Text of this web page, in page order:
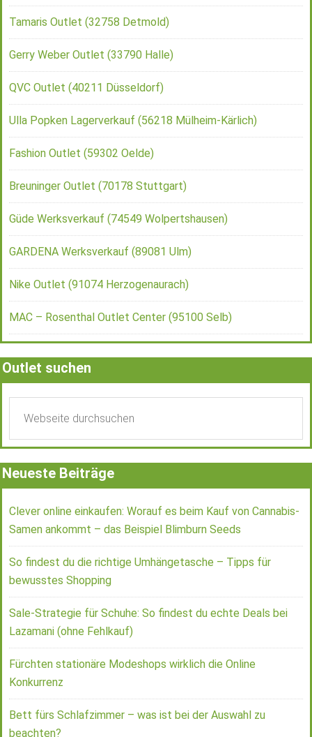
Tamaris Outlet (32758 Detmold)
Gerry Weber Outlet (33790 Halle)
QVC Outlet (40211 Düsseldorf)
Ulla Popken Lagerverkauf (56218 Mülheim-Kärlich)
Fashion Outlet (59302 Oelde)
Breuninger Outlet (70178 Stuttgart)
Güde Werksverkauf (74549 Wolpertshausen)
GARDENA Werksverkauf (89081 Ulm)
Nike Outlet (91074 Herzogenaurach)
MAC – Rosenthal Outlet Center (95100 Selb)
Outlet suchen
Neueste Beiträge
Clever online einkaufen: Worauf es beim Kauf von Cannabis-
Samen ankommt – das Beispiel Blimburn Seeds
So findest du die richtige Umhängetasche – Tipps für
bewusstes Shopping
Sale-Strategie für Schuhe: So findest du echte Deals bei
Lazamani (ohne Fehlkauf)
Fürchten stationäre Modeshops wirklich die Online
Konkurrenz
Bett fürs Schlafzimmer – was ist bei der Auswahl zu
beachten?